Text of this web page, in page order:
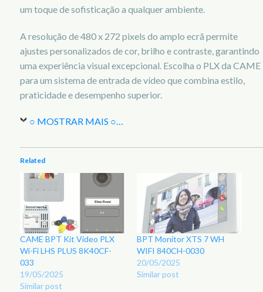
um toque de sofisticação a qualquer ambiente.
A resolução de 480 x 272 pixels do amplo ecrã permite
ajustes personalizados de cor, brilho e contraste, garantindo
uma experiência visual excepcional. Escolha o PLX da CAME
para um sistema de entrada de vídeo que combina estilo,
praticidade e desempenho superior.
○ MOSTRAR MAIS ○…
Related
CAME BPT Kit Video PLX
Wi-Fi LHS PLUS 8K40CF-
033
19/05/2025
Similar post
BPT Monitor XTS 7 WH
WIFI 840CH-0030
20/05/2025
Similar post